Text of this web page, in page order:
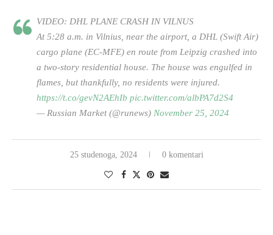
VIDEO: DHL PLANE CRASH IN VILNUS
At 5:28 a.m. in Vilnius, near the airport, a DHL (Swift Air)
cargo plane (EC-MFE) en route from Leipzig crashed into
a two-story residential house. The house was engulfed in
flames, but thankfully, no residents were injured.
https://t.co/gevN2AEhIb pic.twitter.com/albPA7d2S4
— Russian Market (@runews) November 25, 2024
25 studenoga, 2024 0 komentari